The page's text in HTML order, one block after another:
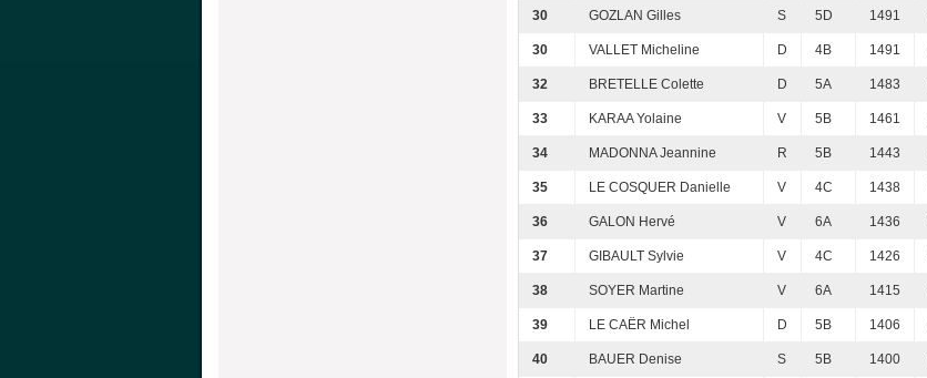
30 GOZLAN Gilles S 5D 1491
30 VALLET Micheline D 4B 1491
32 BRETELLE Colette D 5A 1483
33 KARAA Yolaine V 5B 1461
34 MADONNA Jeannine R 5B 1443
35 LE COSQUER Danielle V 4C 1438
36 GALON Hervé V 6A 1436
37 GIBAULT Sylvie V 4C 1426
38 SOYER Martine V 6A 1415
39 LE CAËR Michel D 5B 1406
40 BAUER Denise S 5B 1400